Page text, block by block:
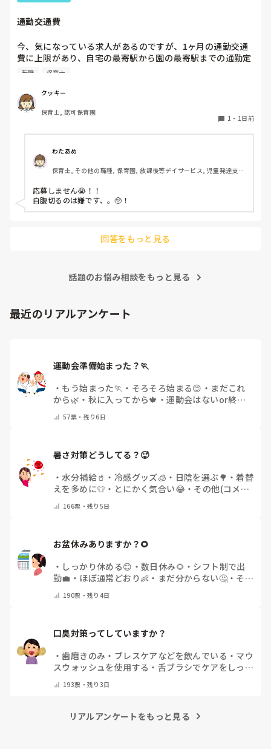
す！いつもと違うおもちゃ、室内に興味津々です！
通勤交通費
今、気になっている求人があるのですが、1ヶ月の通勤交通
費に上限があり、自宅の最寄駅から園の最寄駅までの通勤定
期代が5,000円ほどオーバーします
私としてはなかなか大きい金額なので、この時点で応募を迷
っているのですが、皆さんならどうしますか？
転職 保育士
クッキー
保育士, 認可保育園
1 ・ 1日前
わたあめ
保育士, その他の職種, 保育園, 放課後等デイサービス, 児童発達支援
応募しません😭！！
自腹切るのは嫌です、。🥺！
回答をもっと見る
話題のお悩み相談をもっと見る
最近のリアルアンケート
運動会準備始まった？🏃
・ もう始まった🏃 ・ そろそろ始まる😊 ・ まだこれ
から🌿 ・ 秋に入ってから🍁 ・運動会はないor終わ
57票・ 残り6日
暑さ対策どうしてる？🥵
・水分補給🥤 ・ 冷感グッズ🧊 ・ 日陰を選ぶ🌳 ・着替
えを多めに👕 ・ とにかく気合い😂・ その他(コメン
166票・残り5日
お盆休みありますか？🌻
・ しっかり休める😊 ・ 数日休み🌻 ・ シフト制で出
勤💼 ・ ほぼ通常どおり👶 ・ まだ分からない🤔・ その
190票・残り4日
口臭対策ってしていますか？
・歯磨きのみ ・ ブレスケアなどを飲んでいる ・ マウ
スウォッシュを使用する ・ 舌ブラシでケアをしっか
の他(コメントで教えて下さい)
193票・残り3日
リアルアンケートをもっと見る